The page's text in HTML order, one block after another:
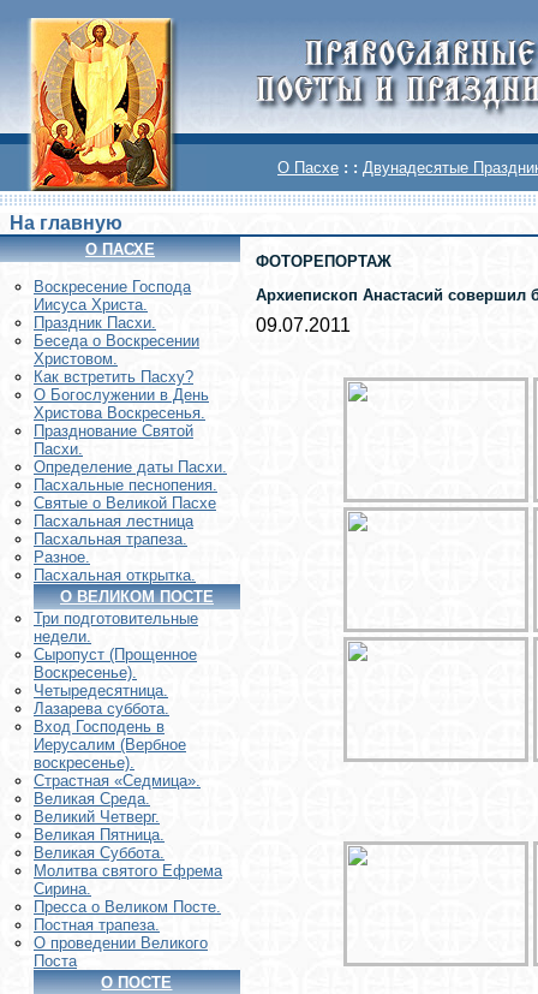
О Пасхе : : Двунадесятые
На главную
О ПАСХЕ
Воскреcение Господа
Иисуса Христа.
Праздник Пасхи.
Беседа о Воскресении
Христовом.
Как встретить Пасху?
О Богослужении в День
Христова Воскресенья.
Празднование Святой
Пасхи.
Определение даты Пасхи.
Пасхальные песнопения.
Святые о Великой Пасхе
Пасхальная лестница
Пасхальная трапеза.
Разное.
Пасхальная открытка.
О ВЕЛИКОМ ПОСТЕ
Три подготовительные
недели.
Сыропуст (Прощенное
Воскресенье).
Четыредесятница.
Лазарева суббота.
Вход Господень в
Иерусалим (Вербное
воскресенье).
Страстная «Седмица».
Великая Среда.
Великий Четверг.
Великая Пятница.
Великая Суббота.
Молитва святого Ефрема
Сирина.
Пресса о Великом Посте.
Постная трапеза.
О проведении Великого
Поста
О ПОСТЕ
ФОТОРЕПОРТАЖ
Архиепископ Анастасий совершил
09.07.2011